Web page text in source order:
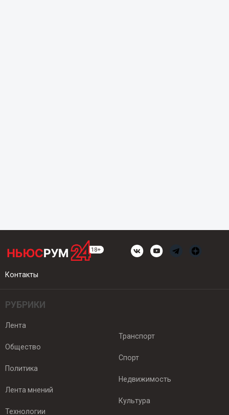
Контакты
РУБРИКИ
Лента
Общество
Политика
Лента мнений
Технологии
Транспорт
Спорт
Недвижимость
Культура